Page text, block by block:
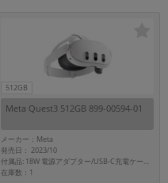
512GB
Meta Quest3 512GB 899-00594-01
メーカー：Meta
発売日： 2023/10
付属品: 18W 電源アダプター/USB-C充電ケーブル/Meta Quest Touch Plusコントローラーx2/手首ストラップx2/接顔部
在庫数：1